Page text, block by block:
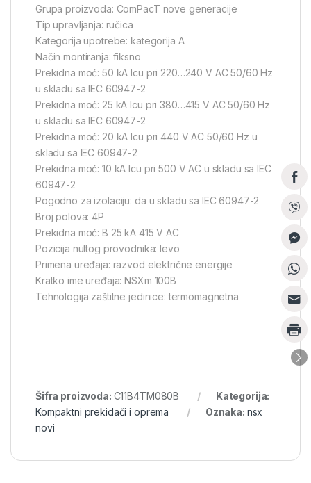
Grupa proizvoda: ComPacT nove generacije
Tip upravljanja: ručica
Kategorija upotrebe: kategorija A
Način montiranja: fiksno
Prekidna moć: 50 kA Icu pri 220…240 V AC 50/60 Hz
u skladu sa IEC 60947-2
Prekidna moć: 25 kA Icu pri 380…415 V AC 50/60 Hz
u skladu sa IEC 60947-2
Prekidna moć: 20 kA Icu pri 440 V AC 50/60 Hz u
skladu sa IEC 60947-2
Prekidna moć: 10 kA Icu pri 500 V AC u skladu sa IEC
60947-2
Pogodno za izolaciju: da u skladu sa IEC 60947-2
Broj polova: 4P
Prekidna moć: B 25 kA 415 V AC
Pozicija nultog provodnika: levo
Primena uređaja: razvod električne energije
Kratko ime uređaja: NSXm 100B
Tehnologija zaštitne jedinice: termomagnetna
Šifra proizvoda: C11B4TM080B
Kategorija:
Kompaktni prekidači i oprema
Oznaka: nsx
novi